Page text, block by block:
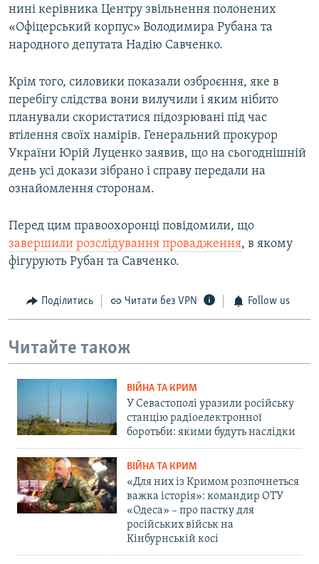
нині керівника Центру звільнення полонених
«Офіцерський корпус» Володимира Рубана та
народного депутата Надію Савченко.
Крім того, силовики показали озброєння, яке в
перебігу слідства вони вилучили і яким нібито
планували скористатися підозрювані під час
втілення своїх намірів. Генеральний прокурор
України Юрій Луценко заявив, що на сьогоднішній
день усі докази зібрано і справу передали на
ознайомлення сторонам.
Перед цим правоохоронці повідомили, що
завершили розслідування провадження, в якому
фігурують Рубан та Савченко.
Поділитись Читати без VPN Follow us
Читайте також
ВІЙНА ТА КРИМ
У Севастополі уразили російську
станцію радіоелектронної
боротьби: якими будуть наслідки
ВІЙНА ТА КРИМ
«Для них із Кримом розпочнеться
важка історія»: командир ОТУ
«Одеса» – про пастку для
російських військ на
Кінбурнській косі